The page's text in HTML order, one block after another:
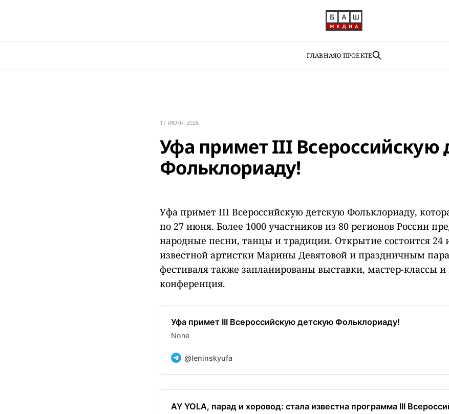
ГЛАВНАЯО ПРОЕКТЕ
17 ИЮНЯ 2026
Уфа примет III Всероссийскую
Фольклориаду!
Уфа примет III Всероссийскую детскую Фольклориаду,
по 27 июня. Более 1000 участников из 80 регионов России
народные песни, танцы и традиции. Открытие состоится 24
известной артистки Марины Девятовой и праздничным
фестиваля также запланированы выставки, мастер-классы и
конференция.
Уфа примет III Всероссийскую детскую Фольклориаду!
None
@leninskyufa
AY YOLA, парад и хоровод: стала известна программа III